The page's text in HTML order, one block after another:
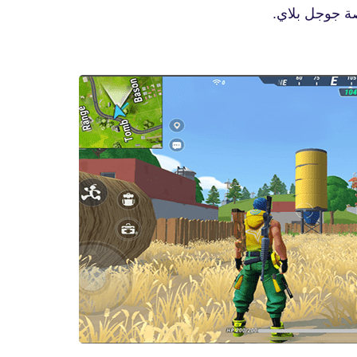
جوجل بلاي.
fovtech
05 أبريل 2021
fovtech
05 أبريل 2021